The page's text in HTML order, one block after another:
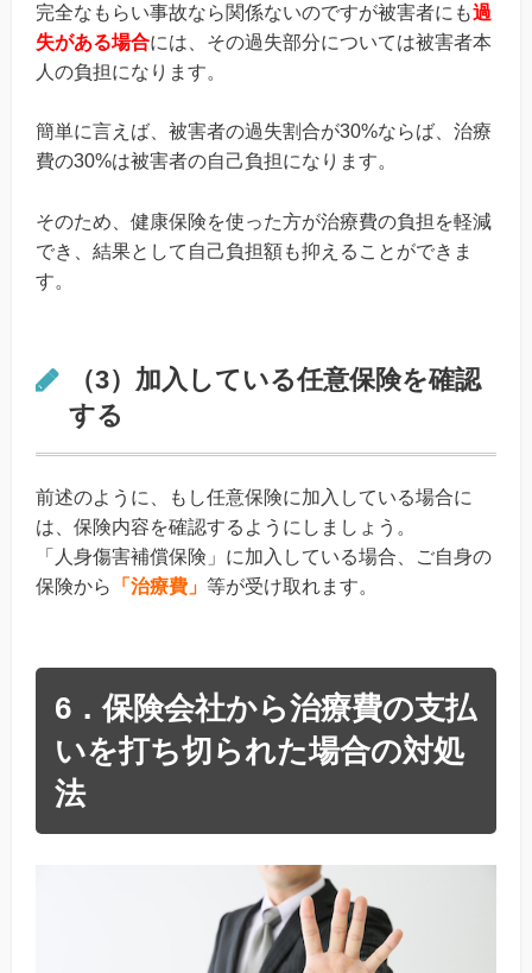
完全なもらい事故なら関係ないのですが被害者にも過
失がある場合には、その過失部分については被害者本
人の負担になります。
簡単に言えば、被害者の過失割合が30%ならば、治療
費の30%は被害者の自己負担になります。
そのため、健康保険を使った方が治療費の負担を軽減
でき、結果として自己負担額も抑えることができま
す。
（3）加入している任意保険を確認
する
前述のように、もし任意保険に加入している場合に
は、保険内容を確認するようにしましょう。
「人身傷害補償保険」に加入している場合、ご自身の
保険から
「治療費」 等が受け取れます。
6．保険会社から治療費の支払
いを打ち切られた場合の対処
法